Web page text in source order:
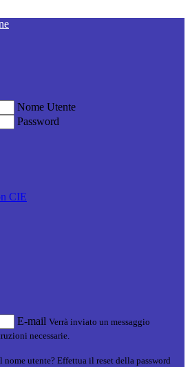
Nome Utente
Password
CIE
E-mail Verrà inviato un messaggio
necessarie.
nome utente? Effettua il reset della password